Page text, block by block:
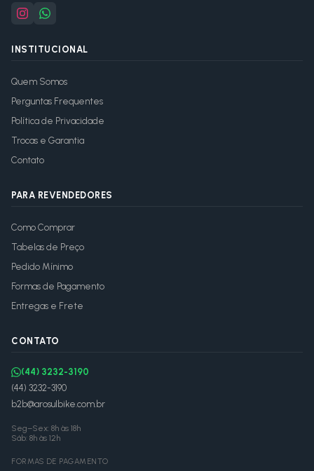
INSTITUCIONAL
Quem Somos
Perguntas Frequentes
Política de Privacidade
Trocas e Garantia
Contato
PARA REVENDEDORES
Como Comprar
Tabelas de Preço
Pedido Mínimo
Formas de Pagamento
Entregas e Frete
CONTATO
(44) 3232-3190
(44) 3232-3190
b2b@arosulbike.com.br
Seg–Sex: 8h às 18h
Sáb: 8h às 12h
FORMAS DE PAGAMENTO